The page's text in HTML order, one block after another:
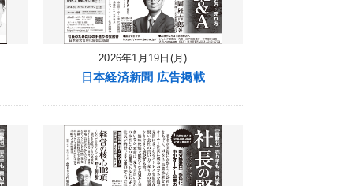
2026年1月19日(月)
日本経済新聞 広告掲載